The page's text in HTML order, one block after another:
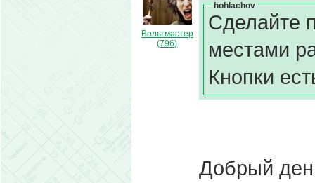
Вольтмастер
(796)
hohlachov
Сделайте
местами
Кнопки
Добрый